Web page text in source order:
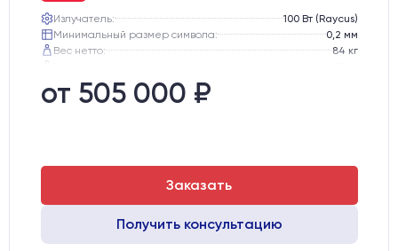
Излучатель:
100 Вт (Raycus)
Минимальный размер символа:
0,2 мм
Вес нетто:
84 кг
Транспортный габарит станка, мм:
от 505 000 ₽
Заказать
Получить консультацию